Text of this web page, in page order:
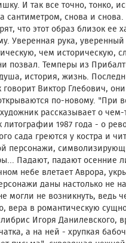
И так все точно, тонко,
сантиметром, снова и
что этот образ близок ее
Уверенная рука, уверенный
чем историческую,
позвал. Темперы из
история, жизнь.
говорит Виктор Глебович,
по-новому. "При
рассказывает о
литографии 1987 года - о
сада греются у костра и
персонажи,
Падают, падают осенние
небе влетает Аврора,
даны настолько не
не возникнуть, ведь
вера в романтическую
Игоря Данилевского,
а на ней - хрупкая